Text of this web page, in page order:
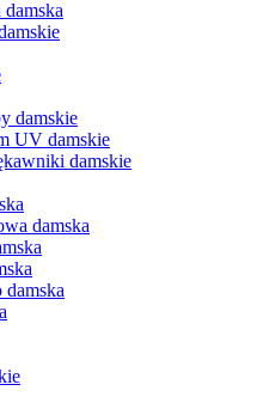
damskie
UV damskie
damskie
damska
damska